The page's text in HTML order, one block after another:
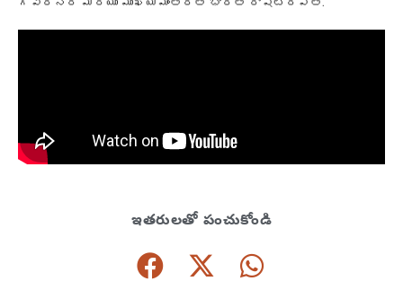
ఇతరులతో పంచుకోండి